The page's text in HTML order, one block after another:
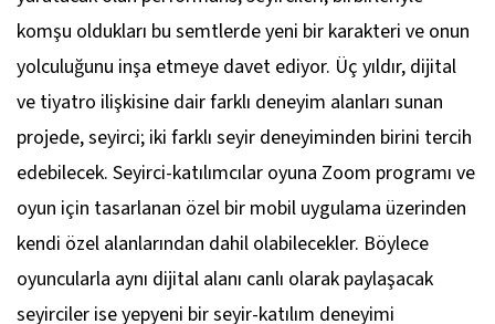
komşu oldukları bu semtlerde yeni bir karakteri ve onun
yolculuğunu inşa etmeye davet ediyor. Üç yıldır, dijital
ve tiyatro ilişkisine dair farklı deneyim alanları sunan
projede, seyirci; iki farklı seyir deneyiminden birini tercih
edebilecek. Seyirci-katılımcılar oyuna Zoom programı ve
oyun için tasarlanan özel bir mobil uygulama üzerinden
kendi özel alanlarından dahil olabilecekler. Böylece
oyuncularla aynı dijital alanı canlı olarak paylaşacak
seyirciler ise yepyeni bir seyir-katılım deneyimi